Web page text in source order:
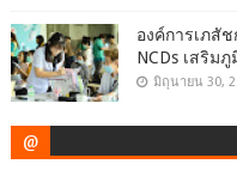
องค์การเภสั
NCDs เสริม
มิถุนายน 30,
@